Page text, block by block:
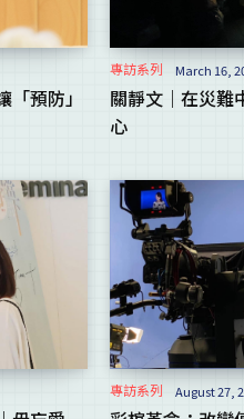
預防」
專訪系列 March 16,
關靜文｜在災難
心
專訪系列 August 27,